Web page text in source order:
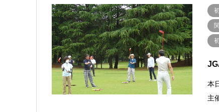
本
主